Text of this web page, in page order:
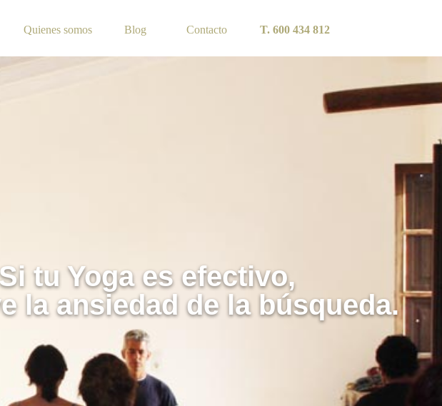
Quienes somos Blog Contacto T. 600 434 812
Si tu Yoga es efectivo,
la ansiedad de la búsqueda.